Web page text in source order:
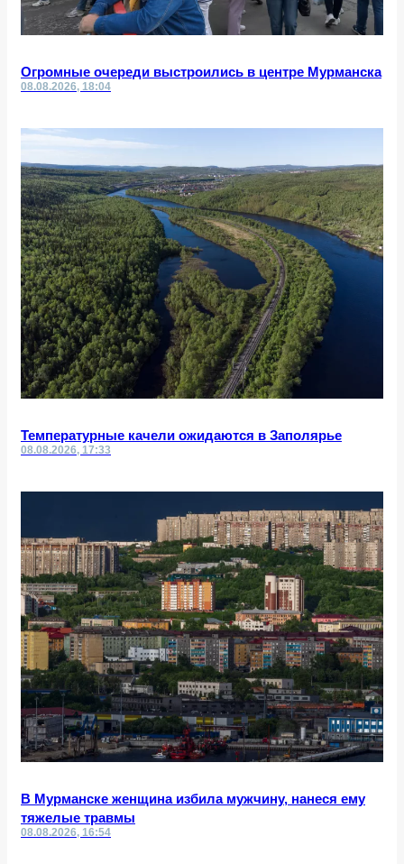
Огромные очереди выстроились в центре Мурманска
08.08.2026, 18:04
Температурные качели ожидаются в Заполярье
08.08.2026, 17:33
В Мурманске женщина избила мужчину, нанеся ему
тяжелые травмы
08.08.2026, 16:54